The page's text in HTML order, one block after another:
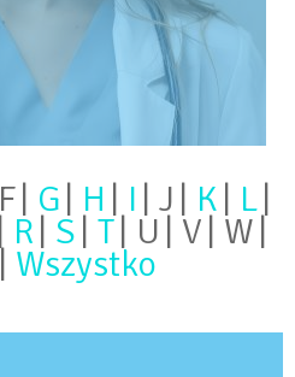
F G H I J K L
R S T U V W
Wszystko